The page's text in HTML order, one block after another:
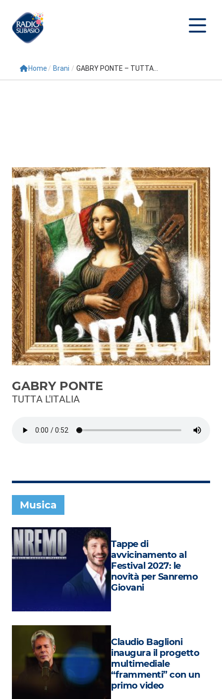
Cerca
Programmi
Conduttori
Repliche
Podcast
3xTe
Interviste
Playlist
Novità
Subasio Playlist
Web Radio
Radio Subasio
Radio Subasio +
Radio Suby
Foto
Speciali
Oroscopo
Radio Subasio Music Club
Sanremo 2026
News
Musica
Cultura
Attualità
Costume
Home / Brani / GABRY PONTE – TUTTA...
GABRY PONTE
TUTTA L'ITALIA
Musica
Tappe di
avvicinamento al
Festival 2027: le
novità per Sanremo
Giovani
Claudio Baglioni
inaugura il progetto
multimediale
“frammenti” con un
primo video